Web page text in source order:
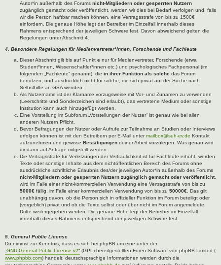
Autor*in außerhalb des Forums nicht-Mitgliedern oder gesperrten Nutzern
zugänglich gemacht oder veröffentlicht, werden wir dies bei Bedarf verfolgen und, falls
wir die Person haftbar machen können, eine Vertragsstrafe von bis zu 1500€
einfordern. Die genaue Höhe legt der Betreiber im Einzelfall innerhalb dieses
Rahmens entsprechend der jeweiligen Schwere fest. Davon abweichend gelten die
Regelungen unter Abschnitt 4.
4. Besondere Regelungen für Medienvertreter*innen, Forschende und Fachleute
Dieser Abschnitt gilt bis auf Punkt e nur für Medienvertreter, Forschende (etwa
Student*innen, Wissenschaftler*innen etc.) und psychologisches Fachpersonal (im
folgenden „Fachleute“ genannt), die in ihrer Funktion als solche das Forum
benutzen, und ausdrücklich nicht für solche, die sich privat auf der Suche nach
Selbsthilfe an GSA wenden.
Als Nutzername ist der Klarname vorzugsweise mit Vor- und Zunamen zu verwenden
(Leerschritte und Sonderzeichen sind erlaubt), das vertretene Medium oder sonstige
Institution kann auch hinzugefügt werden.
Eine Vorstellung im Subforum „Vorstellungen der Nutzer“ ist genau wie bei allen
anderen Nutzern Pflicht.
Bevor Befragungen der Nutzer oder Aufrufe zur Teilnahme an Studien oder Interviews
erfolgen können ist mit den Betreibern per E-Mail untermailbox@suh-ev.de Kontakt
aufzunehmen und gewisse Bestätigungen deiner Arbeit vorzulegen. Was genau wird
dir dann auf Anfrage mitgeteilt werden.
Die Vertragsstrafe für Verletzungen der Vertraulichkeit ist für Fachleute erhöht: werden
Texte oder sonstige Inhalte aus dem nichtöffentlichen Bereich des Forums ohne
ausdrückliche schriftliche Erlaubnis des/der jeweiligen Autor*in außerhalb des Forums
nicht-Mitgliedern oder gesperrten Nutzern zugänglich gemacht oder veröffentlicht,
wird im Falle einer nicht-kommerziellen Verwendung eine Vertragsstrafe von bis zu
5000€ fällig, im Falle einer kommerziellen Verwendung von bis zu 50000€ . Das gilt
unabhängig davon, ob die Person sich in offizieller Funktion im Forum beteiligt oder
(vorgeblich) privat und ob die Texte selbst oder über nicht im Forum angemeldete
Dritte weitergegeben werden. Die genaue Höhe legt der Betreiber im Einzelfall
innerhalb dieses Rahmens entsprechend der jeweiligen Schwere fest.
5. General Public License
Du nimmst zur Kenntnis, dass es sich bei phpBB um eine unter der
„GNU General Public License v2“ (GPL) bereitgestellten Foren-Software von phpBB Limited (
www.phpbb.com) handelt; deutschsprachige Informationen werden durch die